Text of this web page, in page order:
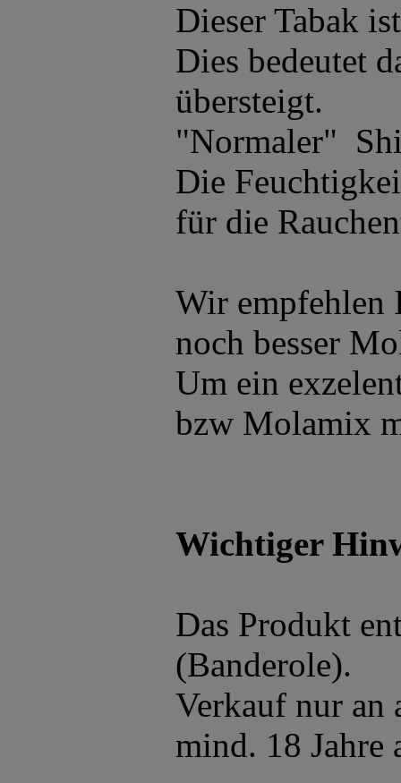
Dieser Tabak
Dies bedeutet
übersteigt.
"Normaler"
Die
für die
Wir empfehlen
noch besser
Um ein
bzw Molamix
Wichtiger
Das Produkt
(Banderole).
Verkauf nur an
mind. 18 Jahre